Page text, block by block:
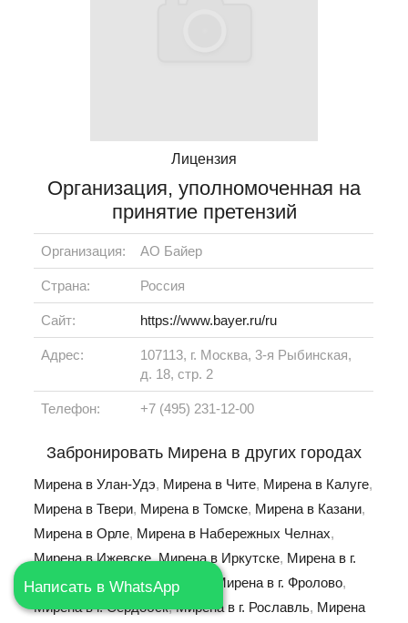
Лицензия
Организация, уполномоченная на
принятие претензий
Организация: АО Байер
Страна: Россия
Сайт: https://www.bayer.ru/ru
Адрес:
107113, г. Москва, 3-я Рыбинская,
д. 18, стр. 2
Телефон: +7 (495) 231-12-00
Забронировать Мирена в других городах
Мирена в Улан-Удэ, Мирена в Чите, Мирена в Калуге,
Мирена в Твери, Мирена в Томске, Мирена в Казани,
Мирена в Орле, Мирена в Набережных Челнах,
Мирена в Ижевске,Мирена в Иркутске, Мирена в г.
Находка
Мирена в г. Выкса Мирена в г. Фролово,
Мирена в г. Сердобск,Мирена в г. Рославль, Мирена
Написать в WhatsApp